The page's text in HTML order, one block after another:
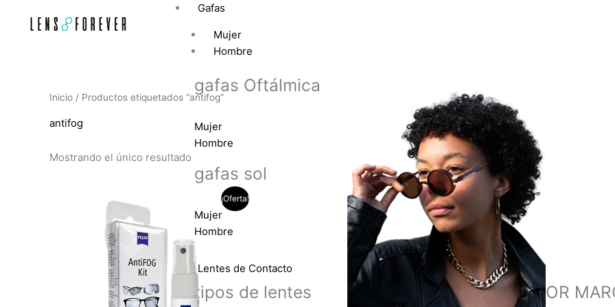
Gafas
Mujer
Hombre
gafas Oftálmica
Mujer
Hombre
gafas sol
Mujer
Hombre
Lentes de Contacto
tipos de lentes COMPRAR POR
Inicio / Productos etiquetados “antifog”
antifog
Mostrando el único resultado
¡Oferta!
precio
original
era:
$60.000.
precio
actual
es:
$42.000.